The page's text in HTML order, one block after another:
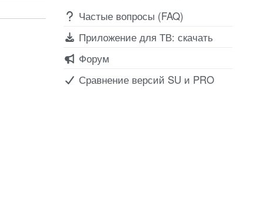
Частые вопросы (FAQ)
Приложение для ТВ: скачать
Форум
Сравнение версий SU и PRO